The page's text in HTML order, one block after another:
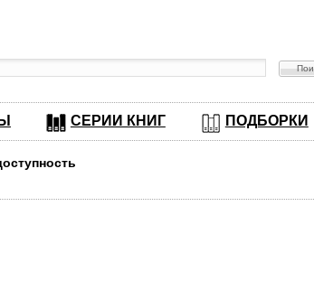
СЕРИИ КНИГ ПОДБОРКИ